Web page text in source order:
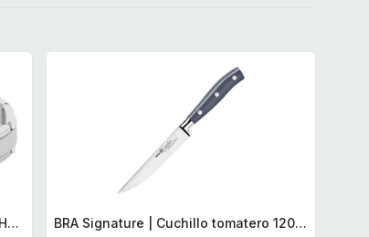
Lacoste Brazalete de eslabón para Hombre Colección STENCIL de Acero inoxidable
BRA Signature | Cuchillo tomatero 120 mm, Acero Inoxidable alemán forjado con Molibdeno Vanadio, Mango Remachado ABS, Diseño Ergonómico, Hoja 1,6 mm espesor